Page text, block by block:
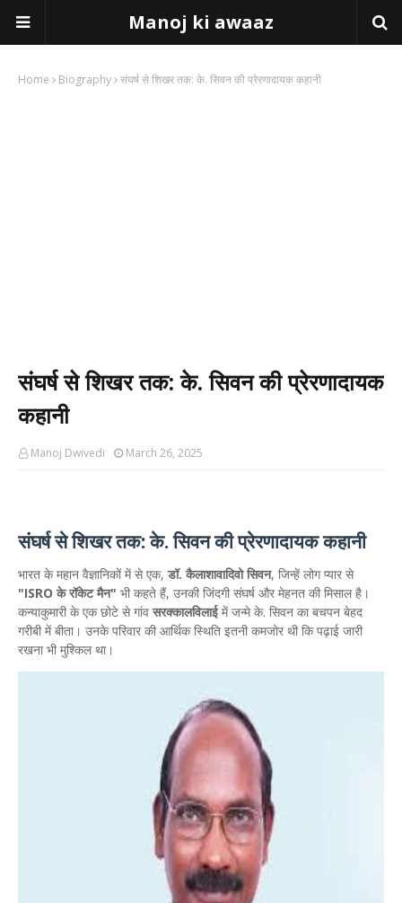
Manoj ki awaaz
Home Biography संघर्ष से शिखर तक: के. सिवन की प्रेरणादायक कहानी
संघर्ष से शिखर तक: के. सिवन की प्रेरणादायक
कहानी
Manoj Dwivedi March 26, 2025
संघर्ष से शिखर तक: के. सिवन की प्रेरणादायक कहानी
भारत के महान वैज्ञानिकों में से एक, डॉ. कैलाशावादिवो सिवन, जिन्हें लोग प्यार से
"ISRO के रॉकेट मैन" भी कहते हैं, उनकी जिंदगी संघर्ष और मेहनत की मिसाल है।
कन्याकुमारी के एक छोटे से गांव सरक्कालविलाईमें जन्मे के. सिवन का बचपन बेहद
गरीबी में बीता। उनके परिवार की आर्थिक स्थिति इतनी कमजोर थी कि पढ़ाई जारी
रखना भी मुश्किल था।